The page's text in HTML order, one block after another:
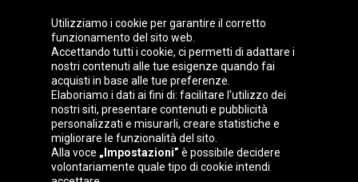
Gruppo Oponeo
Belgique
Česká
republika
Deutschland Éire
Utilizziamo i cookie per garantire il corretto
funzionamento del sito web.
Accettando tutti i cookie, ci permetti di adattare i
nostri contenuti alle tue esigenze quando fai
acquisti in base alle tue preferenze.
Elaboriamo i dati ai fini di: facilitare l'utilizzo dei
nostri siti, presentare contenuti e pubblicità
personalizzati e misurarli, creare statistiche e
migliorare le funzionalità del sito.
Alla voce „Impostazioni” è possibile decidere
volontariamente quale tipo di cookie intendi